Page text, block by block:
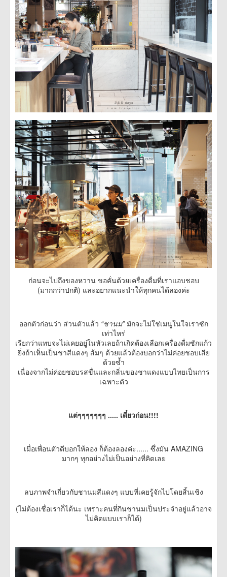
ก่อนจะไปถึงของหวาน ขอคั่นด้วยเครื่องดื่มที่เราแอบชอบ
(มากกว่าปกติ) และอยากแนะนำให้ทุกคนได้ลองค่ะ
ออกตัวก่อนว่า ส่วนตัวแล้ว “ชานม”มักจะไม่ใช่เมนูในใจเราซัก
เท่าไหร่
เรียกว่าแทบจะไม่เคยอยู่ในหัวเลยถ้าเกิดต้องเลือกเครื่องดื่มซักแก้ว
ยิ่งถ้าเห็นเป็นชาสีแดงๆ ส้มๆ ด้วยแล้วต้องบอกว่าไม่ค่อยชอบเสีย
ด้วยซ้ำ
เนื่องจากไม่ค่อยชอบรสขื่นและกลิ่นของชาแดงแบบไทยเป็นการ
เฉพาะตัว
แต่ๆๆๆๆๆๆๆ .....​ เดี๋ยวก่อน!!!!
เมื่อเพื่อนตัวดีบอกให้ลอง ก็ต้องลองค่ะ...... ซึ่งมัน AMAZING
มากๆ ทุกอย่างไม่เป็นอย่างที่คิดเลย
ลบภาพจำเกี่ยวกับชานมสีแดงๆ แบบที่เคยรู้จักไปโดยสิ้นเชิง
(ไม่ต้องเชื่อเราก็ได้นะ เพราะคนที่กินชานมเป็นประจำอยู่แล้วอาจ
ไม่คิดแบบเราก็ได้)